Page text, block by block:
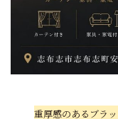
重厚感のあるブラ